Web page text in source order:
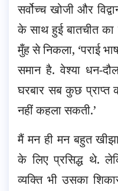
सर्वोच्च खोजी और
के साथ हुई बातचीत
मुँह से निकला, ‘पराई
समान है. वेश्या धन-
घरबार सब कुछ
नहीं कहला सकती.’
मैं मन ही मन बहुत
के लिए प्रसिद्ध थे.
व्यक्ति भी उसका